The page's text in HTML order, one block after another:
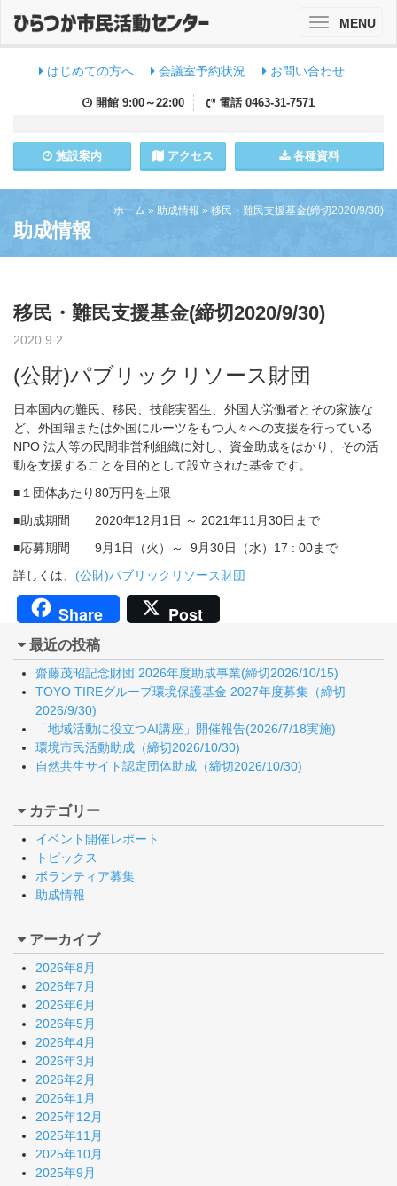
はじめての方へ 会議室予約状況 お問い合わせ
開館 9:00～22:00 電話 0463-31-7571
施設案内 アクセス 各種資料
ToggleMENU
ホーム » 助成情報 » 移民・難民支援基金(締切2020/9/30)
助成情報
移民・難民支援基金(締切2020/9/30)
2020.9.2
(公財)パブリックリソース財団
日本国内の難民、移民、技能実習生、外国人労働者とその家族な
ど、外国籍または外国にルーツをもつ人々への支援を行っている
NPO 法人等の民間非営利組織に対し、資金助成をはかり、その活
動を支援することを目的として設立された基金です。
■１団体あたり80万円を上限
■助成期間 2020年12月1日 ～ 2021年11月30日まで
■応募期間 9月1日（火）～ 9月30日（水）17 : 00まで
詳しくは、 (公財)パブリックリソース財団
Share Post
最近の投稿
齋藤茂昭記念財団 2026年度助成事業(締切2026/10/15)
TOYO TIREグループ環境保護基金 2027年度募集（締切
2026/9/30)
「地域活動に役立つAI講座」開催報告(2026/7/18実施)
環境市民活動助成（締切2026/10/30)
自然共生サイト認定団体助成（締切2026/10/30)
カテゴリー
イベント開催レポート
トピックス
ボランティア募集
助成情報
アーカイブ
2026年8月
2026年7月
2026年6月
2026年5月
2026年4月
2026年3月
2026年2月
2026年1月
2025年12月
2025年11月
2025年10月
2025年9月